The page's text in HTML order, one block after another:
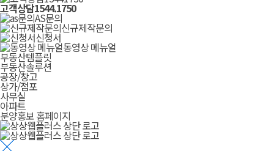
고객상담1544.1750
AS문의
신규제작문의
신청서
동영상 메뉴얼
부동산템플릿
부동산솔루션
공장/창고
상가/점포
사무실
아파트
분양홍보 홈페이지